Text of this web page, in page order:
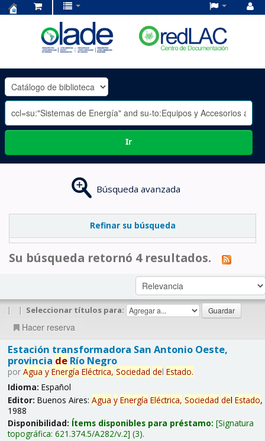
OLADE
-
Ir
Búsqueda avanzada
Refinar su búsqueda
Su búsqueda retornó 4 resultados.
| | Seleccionar títulos para:
Hacer reserva
Estación transformadora San Antonio Oeste,
provincia deRío Negro
por Agua y Energía Eléctrica, Sociedad del Estado.
Idioma: Español
Editor: Buenos Aires: Agua y Energía Eléctrica, Sociedad del Estado,
1988
Disponibilidad: Ítems disponibles para préstamo: Signatura
topográfica: 621.374.5/A282/v.2 (3).